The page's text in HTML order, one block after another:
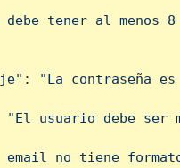
debe tener al menos
: "La contraseña
"El usuario debe ser
email no tiene